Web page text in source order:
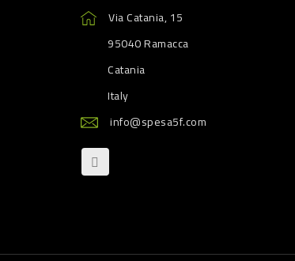
Via Catania, 15
95040 Ramacca
Catania
Italy
info@spesa5f.com